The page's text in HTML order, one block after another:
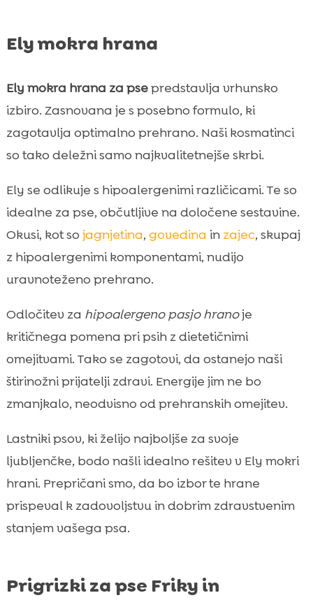
Ely mokra hrana
Ely mokra hrana za psepredstavlja vrhunsko
izbiro. Zasnovana je s posebno formulo, ki
zagotavlja optimalno prehrano. Naši kosmatinci
so tako deležni samo najkvalitetnejše skrbi.
Ely se odlikuje s hipoalergenimi različicami. Te so
idealne za pse, občutljive na določene sestavine.
Okusi, kot so jagnjetina, govedina in zajec, skupaj
z hipoalergenimi komponentami, nudijo
uravnoteženo prehrano.
Odločitev za hipoalergeno pasjo hranoje
kritičnega pomena pri psih z dietetičnimi
omejitvami. Tako se zagotovi, da ostanejo naši
štirinožni prijatelji zdravi. Energije jim ne bo
zmanjkalo, neodvisno od prehranskih omejitev.
Lastniki psov, ki želijo najboljše za svoje
ljubljenčke, bodo našli idealno rešitev v Ely mokri
hrani. Prepričani smo, da bo izbor te hrane
prispeval k zadovoljstvu in dobrim zdravstvenim
stanjem vašega psa.
Prigrizki za pse Friky in